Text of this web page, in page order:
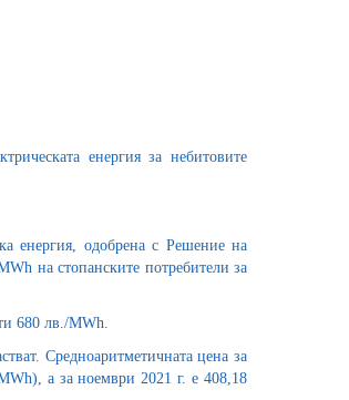
енергия за небитовите
енергия, одобрена с Решение на
на стопанските потребители за
680 лв./MWh.
Средноаритметичната цена за
а за ноември 2021 г. е 408,18